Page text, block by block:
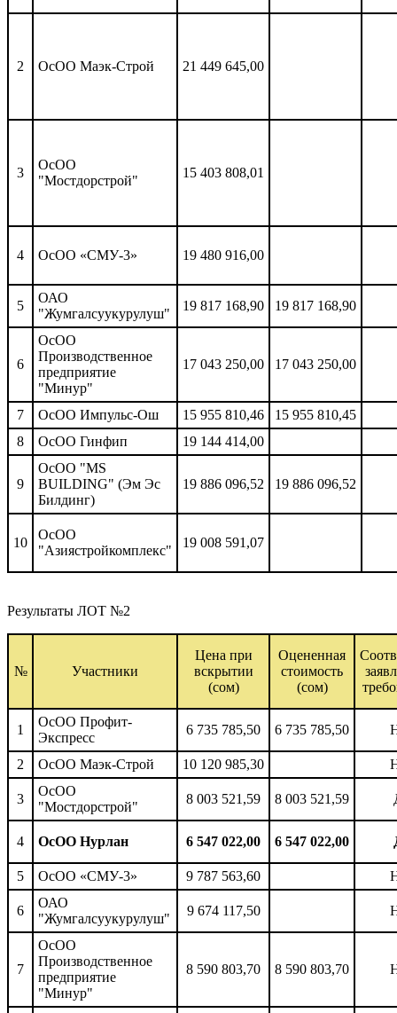
2 ОсОО Маэк-Строй 21 449 645,00
3
ОсОО
"Мостдорстрой"
15 403 808,01
4 ОсОО «СМУ-3» 19 480 916,00
5
ОАО
"Жумгалсуукурулуш"
19 817 168,90 19 817 168,90
6
ОсОО
Производственное
предприятие
"Минур"
17 043 250,00 17 043 250,00
7 ОсОО Импульс-Ош 15 955 810,46
15 955 810,45
8
ОсОО Гинфип 19 144 414,00
9
ОсОО "MS
BUILDING" (Эм Эс
Билдинг)
19 886 096,52 19 886 096,52
10
ОсОО
"Азиястройкомплекс"
19 008 591,07
Результаты ЛОТ №2
№ Участники
Цена при
вскрытии
(сом)
Оцененная
стоимость
(сом)
1
ОсОО Профит-
Экспресс
6 735 785,50 6 735 785,50
2 ОсОО Маэк-Строй 10 120 985,30
3
ОсОО
"Мостдорстрой"
8 003 521,59 8 003 521,59
4 ОсОО Нурлан 6 547 022,00 6 547 022,00
5 ОсОО «СМУ-3» 9 787 563,60
6
ОАО
"Жумгалсуукурулуш"
9 674 117,50
7
ОсОО
Производственное
предприятие
"Минур"
8 590 803,70 8 590 803,70